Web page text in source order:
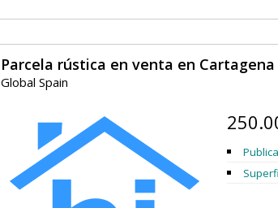
Parcela rústica en venta en
Global Spain